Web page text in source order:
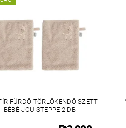
FÜRDŐ TÖRLŐKENDŐ SZETT
BÉBÉ-JOU STEPPE 2 DB